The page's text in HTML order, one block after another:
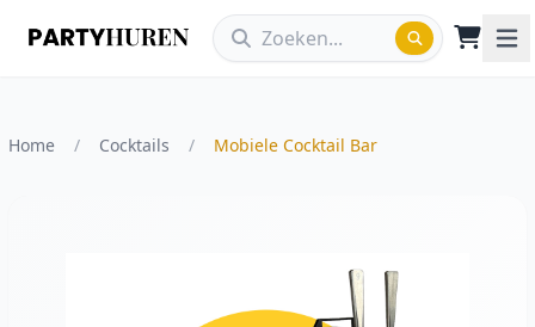
Home / Cocktails / Mobiele Cocktail Bar